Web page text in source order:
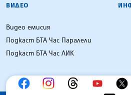
ВИДЕО
Видео емисия
Подкаст БТА Час Паралели
Подкаст БТА Час ЛИК